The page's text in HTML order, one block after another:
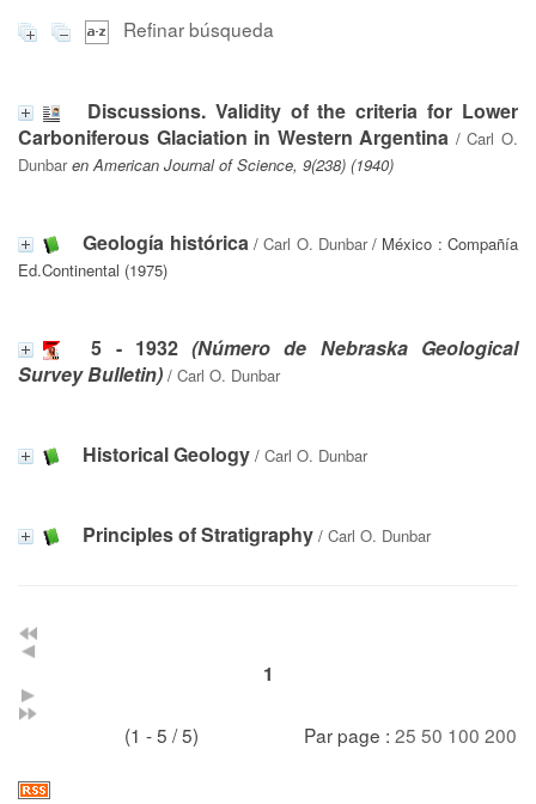
Refinar búsqueda
Discussions. Validity of the criteria for Lower
Carboniferous Glaciation in Western Argentina /Carl O.
Dunbar en American Journal of Science, 9(238) (1940)
Geología histórica/Carl O. Dunbar/ México : Compañía
Ed.Continental (1975)
5 - 1932(Número de Nebraska Geological
Survey Bulletin) / Carl O. Dunbar
Historical Geology / Carl O. Dunbar
Principles of Stratigraphy / Carl O. Dunbar
1
(1 - 5 / 5) Par page : 25 50 100 200